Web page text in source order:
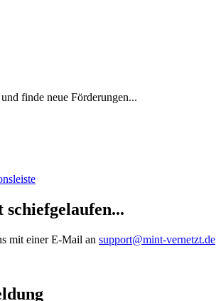
finde neue Förderungen...
schiefgelaufen...
mit einer E-Mail an support@mint-vernetzt.de